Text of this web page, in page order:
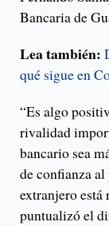
Bancaria de
Lea también:
qué sigue en
“Es algo
rivalidad
bancario sea
de confianza
extranjero está
puntualizó el